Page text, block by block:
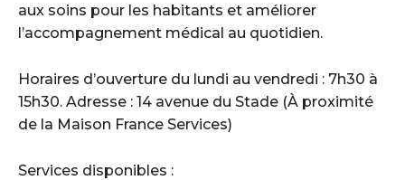
aux soins pour les habitants et améliorer
l’accompagnement médical au quotidien.
Horaires d’ouverture du lundi au vendredi : 7h30 à
15h30. Adresse : 14 avenue du Stade (À proximité
de la Maison France Services)
Services disponibles :